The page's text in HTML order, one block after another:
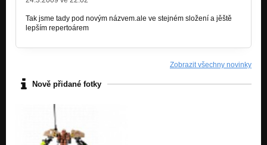
Tak jsme tady pod novým názvem.ale ve stejném složení a jěště
lepším repertoárem
Zobrazit všechny novinky
Nově přidané fotky